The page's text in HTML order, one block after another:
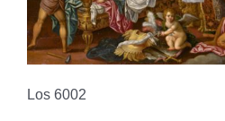
Los 6002